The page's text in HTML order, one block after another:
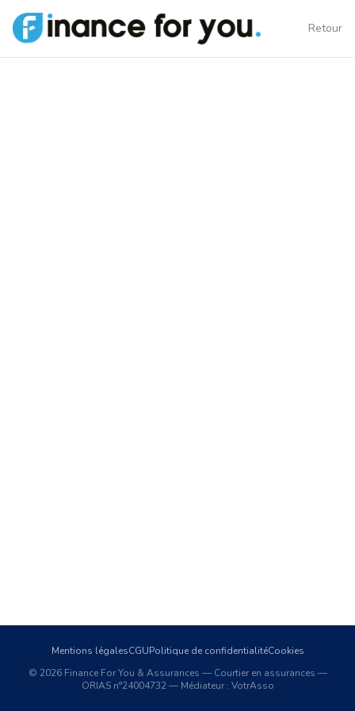
Retour
Mentions légalesCGUPolitique de confidentialitéCookies
© 2026Finance For You & Assurances — Courtier en assurances —
ORIAS n°24004732 — Médiateur : VotrAsso